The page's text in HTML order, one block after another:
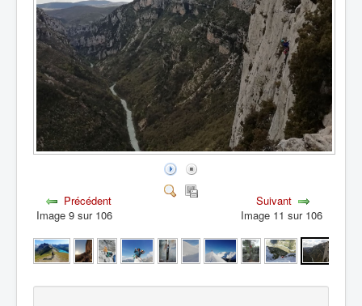
Précédent
Image 9 sur 106
Suivant
Image 11 sur 106